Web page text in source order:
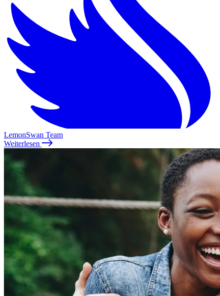
LemonSwan Team
Weiterlesen